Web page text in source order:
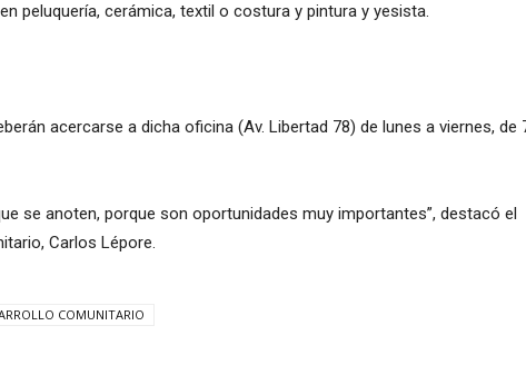
peluquería, cerámica, textil o costura y pintura y yesista.
acercarse a dicha oficina (Av. Libertad 78) de lunes a viernes, de
se anoten, porque son oportunidades muy importantes”, destacó el
Carlos Lépore.
COMUNITARIO